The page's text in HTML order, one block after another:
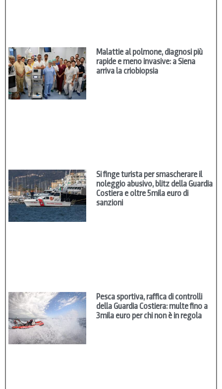
Malattie al polmone, diagnosi più
rapide e meno invasive: a Siena
arriva la criobiopsia
Si finge turista per smascherare il
noleggio abusivo, blitz della Guardia
Costiera e oltre 5mila euro di
sanzioni
Pesca sportiva, raffica di controlli
della Guardia Costiera: multe fino a
3mila euro per chi non è in regola